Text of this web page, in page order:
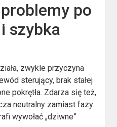
po
szybka
zwykle przyczyna
sterujący, brak stałej
pokrętła. Zdarza się też,
neutralny zamiast fazy
wywołać „dziwne”